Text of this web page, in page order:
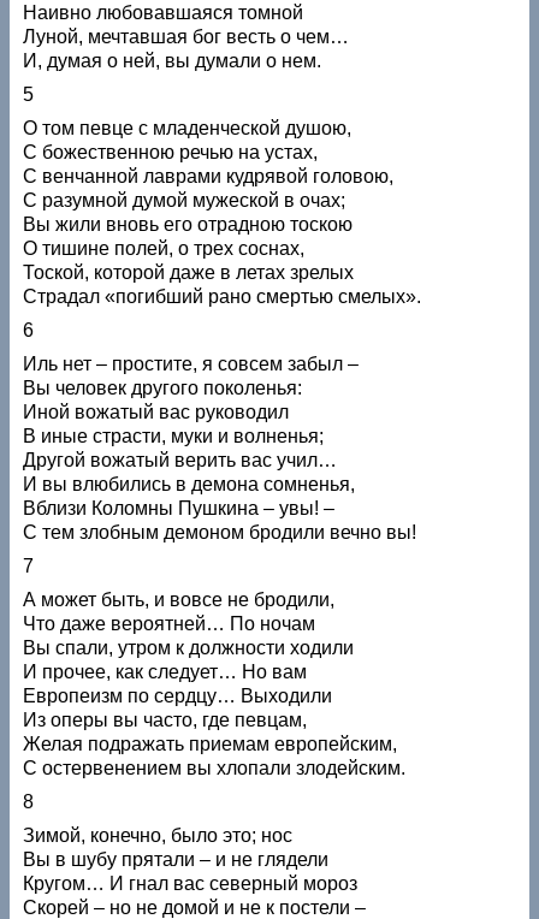
Наивно любовавшаяся томной
Луной, мечтавшая бог весть о чем…
И, думая о ней, вы думали о нем.
5
О том певце с младенческой душою,
С божественною речью на устах,
С венчанной лаврами кудрявой головою,
С разумной думой мужеской в очах;
Вы жили вновь его отрадною тоскою
О тишине полей, о трех соснах,
Тоской, которой даже в летах зрелых
Страдал «погибший рано смертью смелых».
6
Иль нет – простите, я совсем забыл –
Вы человек другого поколенья:
Иной вожатый вас руководил
В иные страсти, муки и волненья;
Другой вожатый верить вас учил…
И вы влюбились в демона сомненья,
Вблизи Коломны Пушкина – увы! –
С тем злобным демоном бродили вечно вы!
7
А может быть, и вовсе не бродили,
Что даже вероятней… По ночам
Вы спали, утром к должности ходили
И прочее, как следует… Но вам
Европеизм по сердцу… Выходили
Из оперы вы часто, где певцам,
Желая подражать приемам европейским,
С остервенением вы хлопали злодейским.
8
Зимой, конечно, было это; нос
Вы в шубу прятали – и не глядели
Кругом… И гнал вас северный мороз
Скорей – но не домой и не к постели –